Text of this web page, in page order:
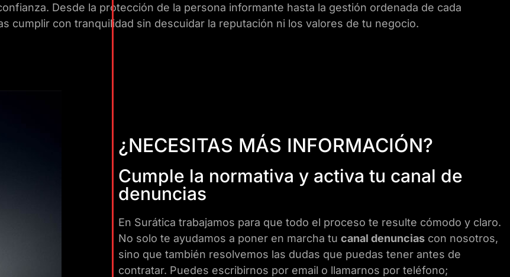
Desde la protección de la persona informante hasta la gestión ordenada de cada
cumplir con tranquilidad sin descuidar la reputación ni los valores de tu negocio.
¿NECESITAS MÁS INFORMACIÓN?
Cumple la normativa y activa tu canal de
denuncias
En Surática trabajamos para que todo el proceso te resulte cómodo y claro.
No solo te ayudamos a poner en marcha tu canal denuncias con nosotros,
sino que también resolvemos las dudas que puedas tener antes de
contratar. Puedes escribirnos por email o llamarnos por teléfono;